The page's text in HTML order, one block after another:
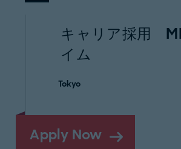
キャリア採用
イム
Tokyo
Apply Now